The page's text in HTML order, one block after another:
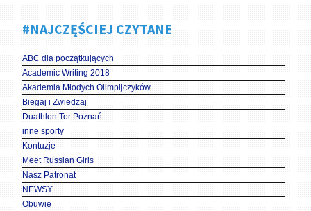
#NAJCZĘŚCIEJ CZYTANE
ABC dla początkujących
Academic Writing 2018
Akademia Młodych Olimpijczyków
Biegaj i Zwiedzaj
Duathlon Tor Poznań
inne sporty
Kontuzje
Meet Russian Girls
Nasz Patronat
NEWSY
Obuwie